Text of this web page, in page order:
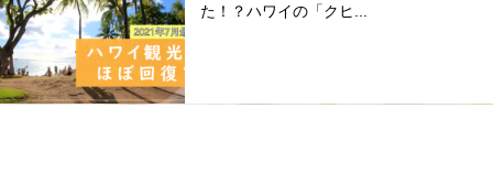
た！？ハワイの「クヒ...